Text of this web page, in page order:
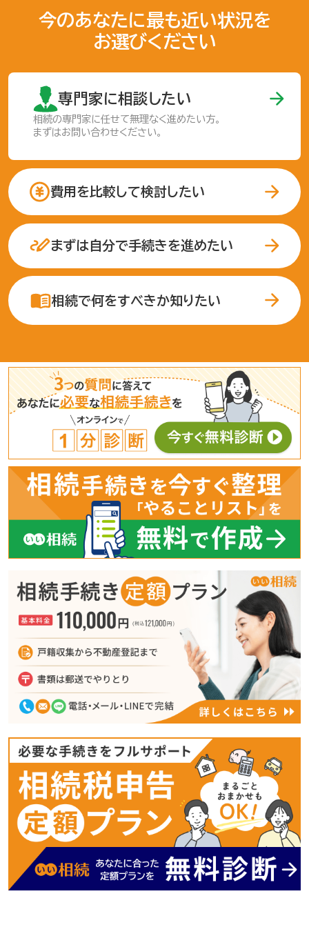
今のあなたに最も近い状況を
お選びください
専門家に相談したい
相続の専門家に任せて無理なく進めたい方。
まずはお問い合わせください。
費用を比較して検討したい
まずは自分で手続きを進めたい
相続で何をすべきか知りたい